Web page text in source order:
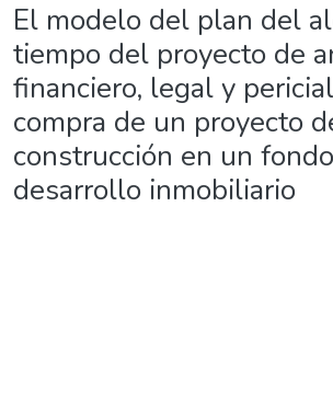
El modelo del plan del
tiempo del proyecto de
financiero, legal y
compra de un proyecto
construcción en un
desarrollo inmobiliario